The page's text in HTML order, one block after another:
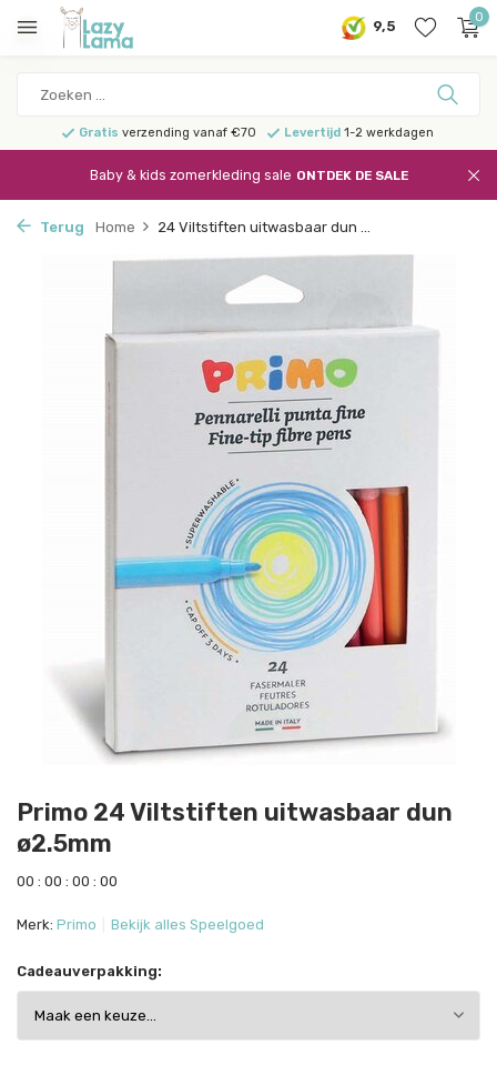
9,5
0
Gratis verzending vanaf €70 Levertijd1-2 werkdagen
Baby & kids zomerkleding sale ONTDEK DE SALE
Terug Home 24 Viltstiften uitwasbaar dun ...
Primo 24 Viltstiften uitwasbaar dun
ø2.5mm
00 : 00 : 00 : 00
Merk: Primo Bekijk alles Speelgoed
Cadeauverpakking: